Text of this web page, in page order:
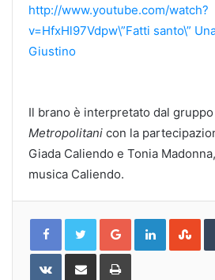
http://www.youtube.com/watch?
v=HfxHl97Vdpw\”Fatti santo\”
Giustino
Il brano è interpretato dal
Metropolitani con la
Giada Caliendo e Tonia
musica Caliendo.
Google+LinkedIn
VKontakteShare
Email
Print